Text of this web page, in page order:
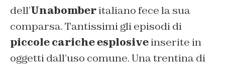
dell’Unabomberitaliano fece la sua
comparsa. Tantissimi gli episodi di
piccole cariche esplosiveinserite in
oggetti dall’uso comune. Una trentina di